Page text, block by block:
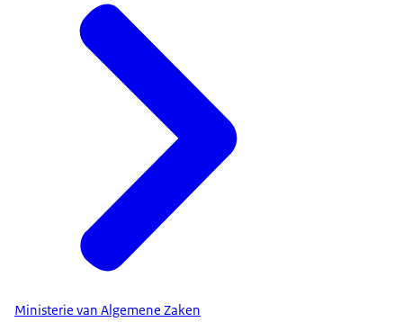
Ministerie van Algemene Zaken